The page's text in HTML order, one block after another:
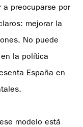
a preocuparse por
mejorar la
No puede
la política
España en
modelo está